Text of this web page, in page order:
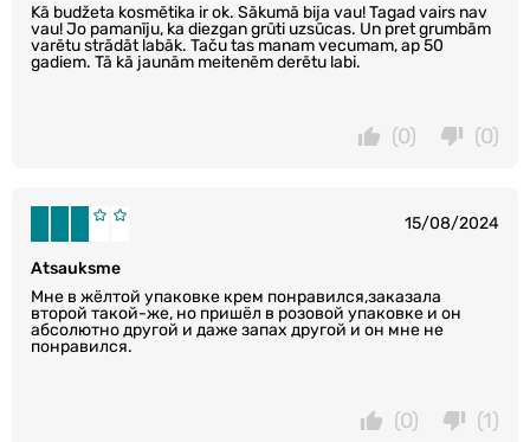
Kā budžeta kosmētika ir ok. Sākumā bija vau! Tagad vairs nav
vau! Jo pamanīju, ka diezgan grūti uzsūcas. Un pret grumbām
varētu strādāt labāk. Taču tas manam vecumam, ap 50
gadiem. Tā kā jaunām meitenēm derētu labi.
(0)
(0)
15/08/2024
Atsauksme
Мне в жёлтой упаковке крем понравился,заказала
второй такой-же, но пришёл в розовой упаковке и он
абсолютно другой и даже запах другой и он мне не
понравился.
(1)
(0)